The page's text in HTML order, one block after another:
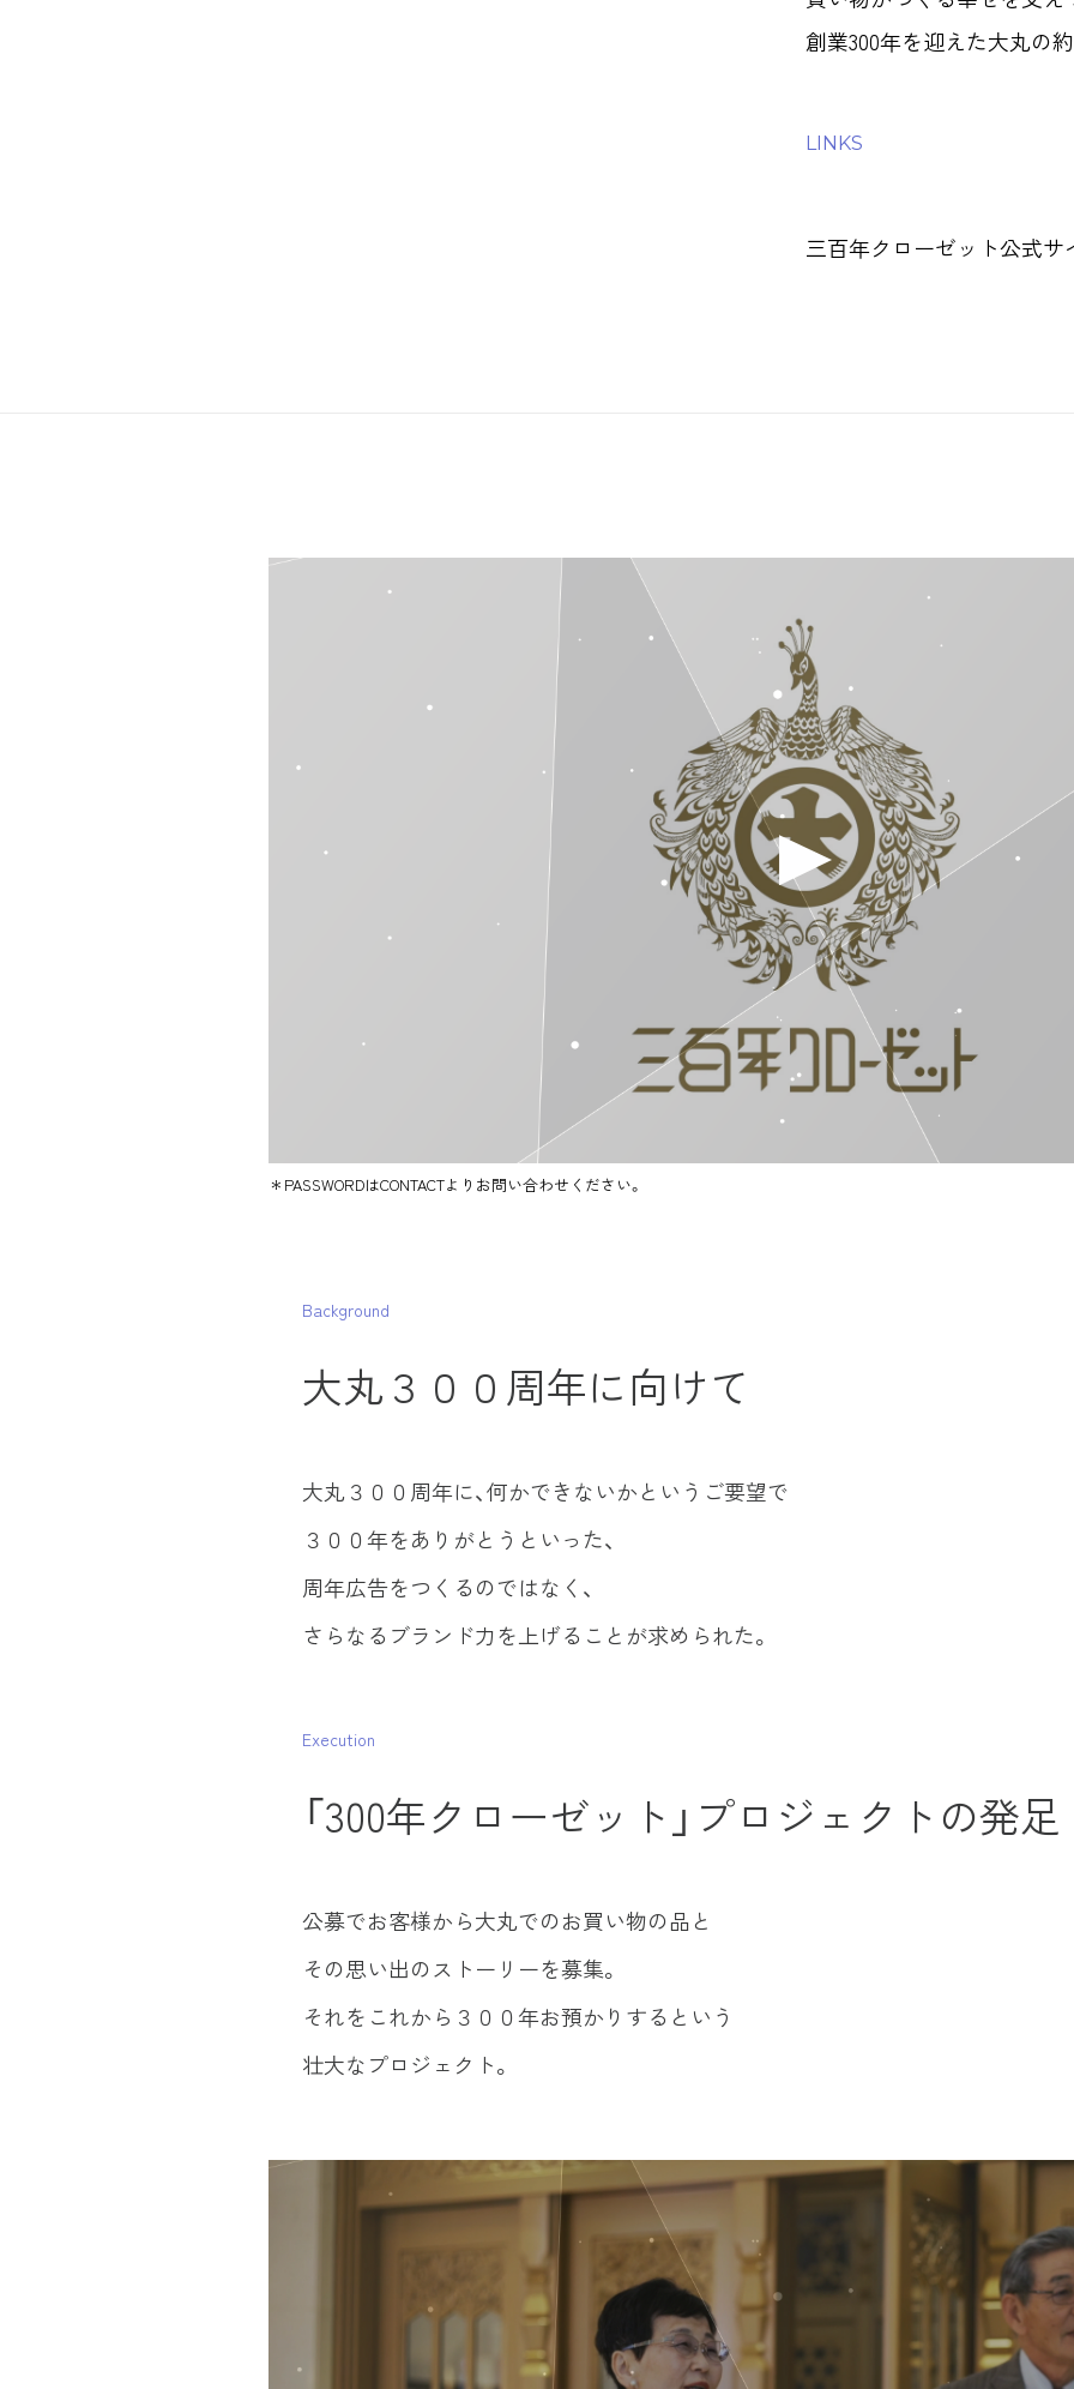
創業300年を迎えた大丸の
LINKS
三百年クローゼット公式サ
＊PASSWORDはCONTACTよりお問い合わせください。
Background
大丸３００周年に向けて
大丸３００周年に、何かできないかというご要望で
３００年をありがとうといった、
周年広告をつくるのではなく、
さらなるブランド力を上げることが求められた。
Execution
「300年クローゼット」プロジェクトの発足
公募でお客様から大丸でのお買い物の品と
その思い出のストーリーを募集。
それをこれから３００年お預かりするという
壮大なプロジェクト。